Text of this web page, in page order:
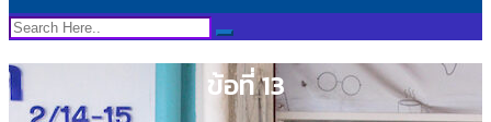
ข้อที่ 13